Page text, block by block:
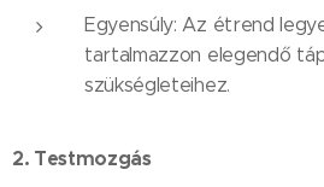
Egyensúly: Az étrend
tartalmazzon elegendő
szükségleteihez.
2. Testmozgás